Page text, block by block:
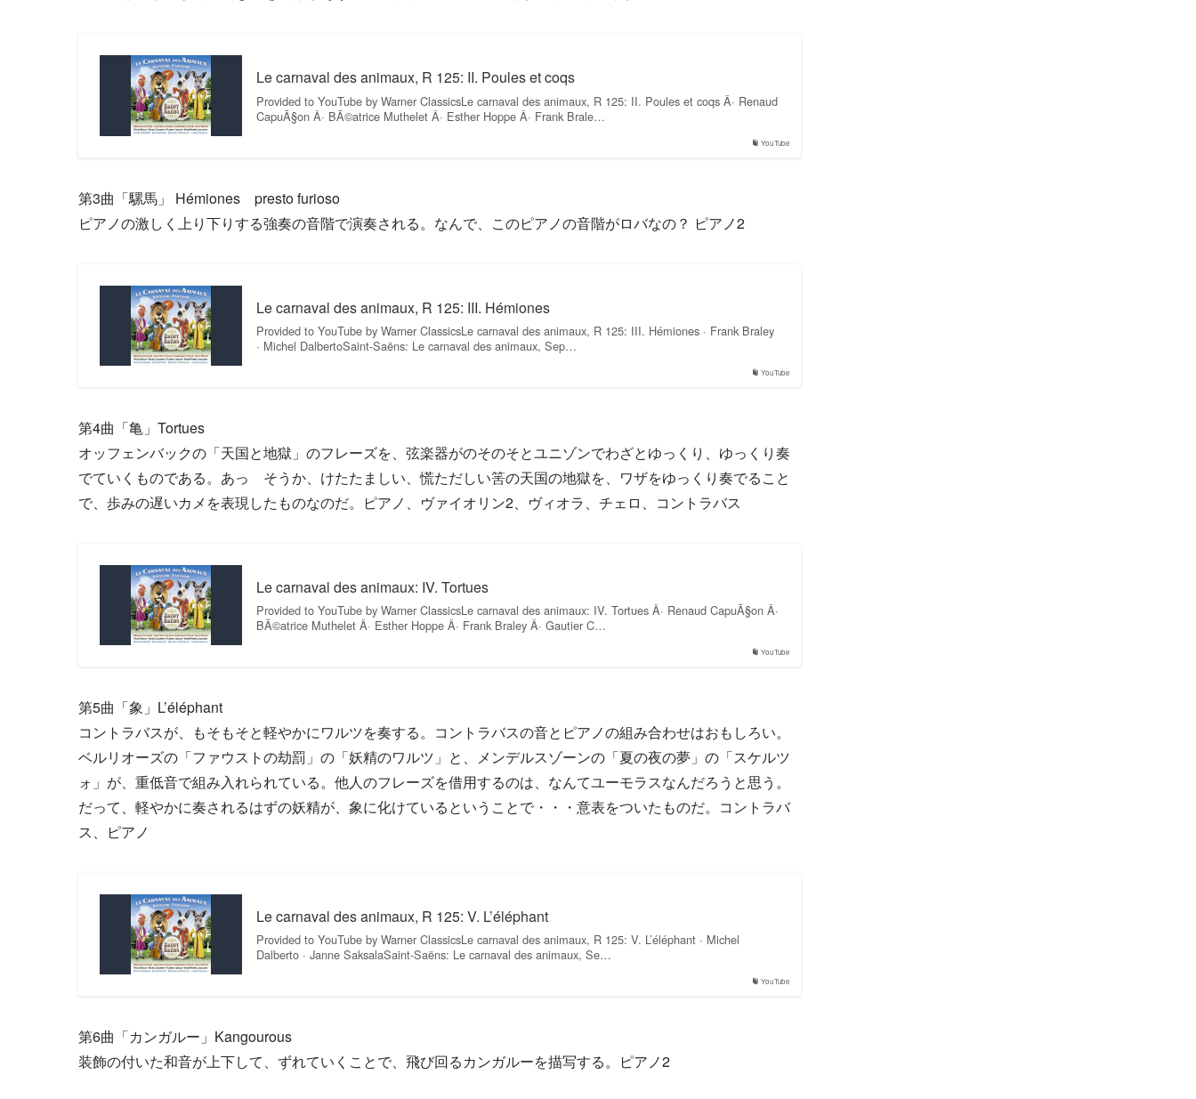
YouTube
Le carnaval des animaux, R 125: II. Poules et coqs
Provided to YouTube by Warner ClassicsLe carnaval des animaux, R 125: II. Poules et coqs Â· Renaud
CapuÃ§on Â· BÃ©atrice Muthelet Â· Esther Hoppe Â· Frank Brale…
第3曲「騾馬」 Hémiones presto furioso
ピアノの激しく上り下りする強奏の音階で演奏される。なんで、このピアノの音階がロバなの？ ピアノ2
YouTube
Le carnaval des animaux, R 125: III. Hémiones
Provided to YouTube by Warner ClassicsLe carnaval des animaux, R 125: III. Hémiones · Frank Braley
· Michel DalbertoSaint-Saëns: Le carnaval des animaux, Sep…
第4曲「亀」Tortues
オッフェンバックの「天国と地獄」のフレーズを、弦楽器がのそのそとユニゾンでわざとゆっくり、ゆっくり奏
でていくものである。あっ そうか、けたたましい、慌ただしい筈の天国の地獄を、ワザをゆっくり奏でること
で、歩みの遅いカメを表現したものなのだ。ピアノ、ヴァイオリン2、ヴィオラ、チェロ、コントラバス
YouTube
Le carnaval des animaux: IV. Tortues
Provided to YouTube by Warner ClassicsLe carnaval des animaux: IV. Tortues Â· Renaud CapuÃ§on Â·
BÃ©atrice Muthelet Â· Esther Hoppe Â· Frank Braley Â· Gautier C…
第5曲「象」L’éléphant
コントラバスが、もそもそと軽やかにワルツを奏する。コントラバスの音とピアノの組み合わせはおもしろい。
ベルリオーズの「ファウストの劫罰」の「妖精のワルツ」と、メンデルスゾーンの「夏の夜の夢」の「スケルツ
ォ」が、重低音で組み入れられている。他人のフレーズを借用するのは、なんてユーモラスなんだろうと思う。
だって、軽やかに奏されるはずの妖精が、象に化けているということで・・・意表をついたものだ。コントラバ
ス、ピアノ
YouTube
Le carnaval des animaux, R 125: V. L’éléphant
Provided to YouTube by Warner ClassicsLe carnaval des animaux, R 125: V. L’éléphant · Michel
Dalberto · Janne SaksalaSaint-Saëns: Le carnaval des animaux, Se…
第6曲「カンガルー」Kangourous
装飾の付いた和音が上下して、ずれていくことで、飛び回るカンガルーを描写する。ピアノ2